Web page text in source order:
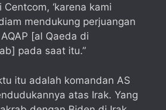
‘karena kami
mendukung perjuangan
[al Qaeda di
pada saat itu.”
itu adalah komandan AS
atas Irak. Yang